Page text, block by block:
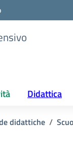
Didattica
didattiche